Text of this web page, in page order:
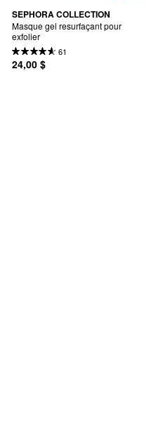
SEPHORA COLLECTION
Masque gel resurfaçant pour
exfolier
61
24,00 $